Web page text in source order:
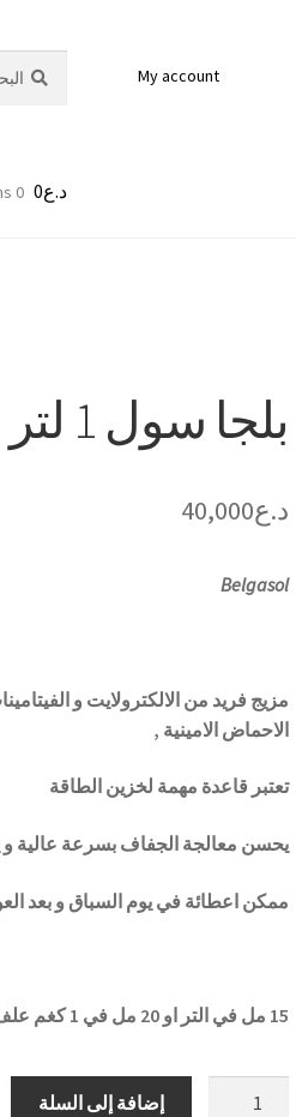
My account
عن:
د.ع0
0 items
بلجا سول 1 لتر
د.ع40,000
Belgasol
مزيج فريد من الالكترولايت و
الاحماض الامينية ,
تعتبر قاعدة مهمة لخزين الطاقة
يحسن معالجة الجفاف بسرعة عالية
ممكن اعطائة في يوم السباق و بعد
15 مل في التر او 20 مل في 1 كغم علف
إضافة إلى السلة